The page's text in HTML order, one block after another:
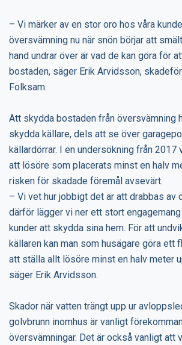
– Vi märker av en stor oro hos våra
översvämning nu när snön börjar att
hand undrar över är vad de kan göra för
bostaden, säger Erik Arvidsson,
Folksam.
Att skydda bostaden från översvämning
skydda källare, dels att se över
källardörrar. I en undersökning från 2017
att lösöre som placerats minst en halv
risken för skadade föremål avsevärt.
– Vi vet hur jobbigt det är att drabbas av
därför lägger vi ner ett stort
kunder att skydda sina hem. För att
källaren kan man som husägare göra ett
att ställa allt lösöre minst en halv meter
säger Erik Arvidsson.
Skador när vatten trängt upp ur
golvbrunn inomhus är vanligt
översvämningar. Det är också vanligt att